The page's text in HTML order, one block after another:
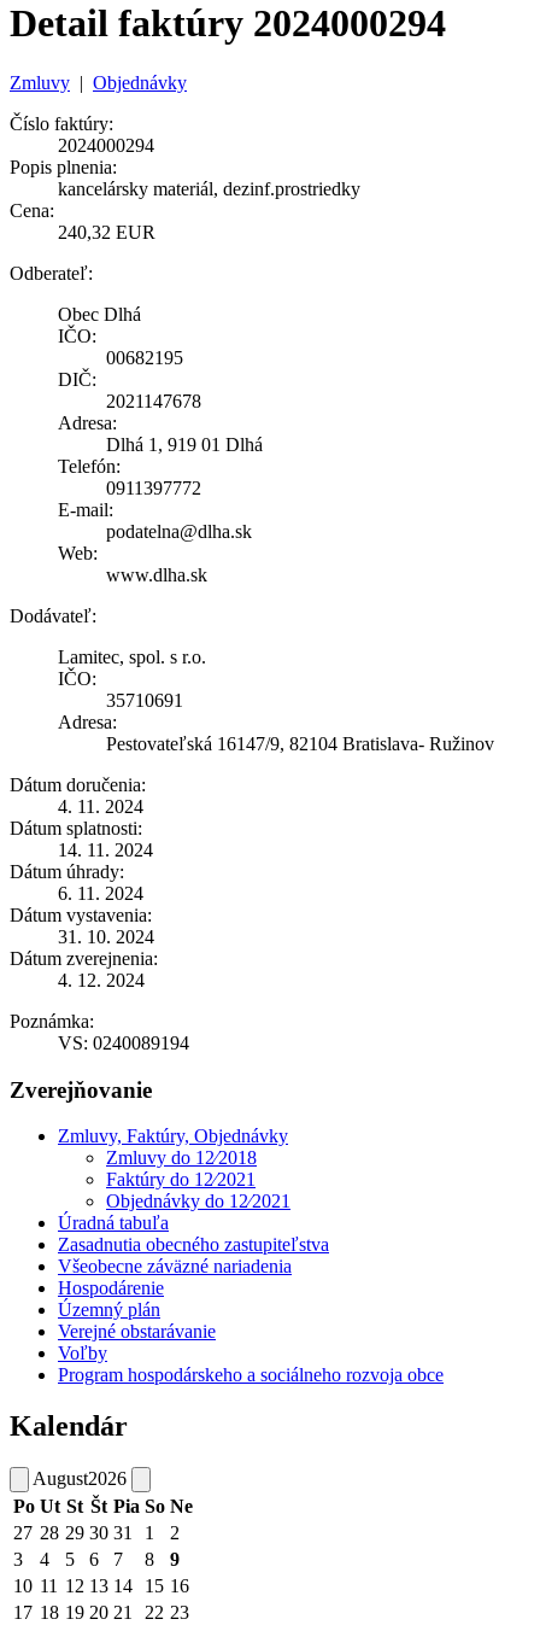
Detail faktúry 2024000294
Zmluvy | Objednávky
Číslo faktúry:
2024000294
Popis plnenia:
kancelársky materiál, dezinf.prostriedky
Cena:
240,32 EUR
Odberateľ:
Obec Dlhá
IČO:
00682195
DIČ:
2021147678
Adresa:
Dlhá 1, 919 01 Dlhá
Telefón:
0911397772
E-mail:
podatelna@dlha.sk
Web:
www.dlha.sk
Dodávateľ:
Lamitec, spol. s r.o.
IČO:
35710691
Adresa:
Pestovateľská 16147/9, 82104 Bratislava- Ružinov
Dátum doručenia:
4. 11. 2024
Dátum splatnosti:
14. 11. 2024
Dátum úhrady:
6. 11. 2024
Dátum vystavenia:
31. 10. 2024
Dátum zverejnenia:
4. 12. 2024
Poznámka:
VS: 0240089194
Zverejňovanie
Zmluvy, Faktúry, Objednávky
Zmluvy do 12⁄2018
Faktúry do 12⁄2021
Objednávky do 12⁄2021
Úradná tabuľa
Zasadnutia obecného zastupiteľstva
Všeobecne záväzné nariadenia
Hospodárenie
Územný plán
Verejné obstarávanie
Voľby
Program hospodárskeho a sociálneho rozvoja obce
Kalendár
August2026
Po Ut St Št Pia So Ne
27 28 29 30 31 1
2
3
4 5 6 7 8
9
10 11 12 13 14 15 16
17 18 19 20 21 22 23